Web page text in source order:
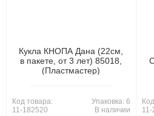
Кукла КНОПА Дана (22см,
в пакете, от 3 лет) 85018,
(Пластмастер)
Код товара:
11-182520
Упаковка: 6
В наличии